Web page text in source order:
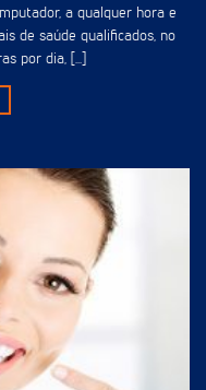
a qualquer hora e
de saúde qualificados, no
por dia, [...]